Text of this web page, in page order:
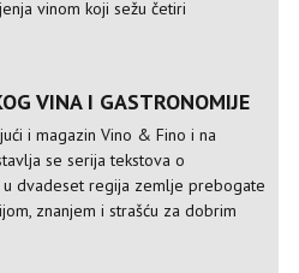
vinom koji sežu četiri
VINA I GASTRONOMIJE
i magazin Vino & Fino i na
se serija tekstova o
u dvadeset regija zemlje prebogate
znanjem i strašću za dobrim